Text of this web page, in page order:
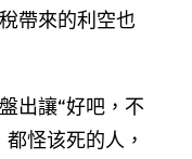
帶來的利空也
出讓“好吧，不
怪该死的人，